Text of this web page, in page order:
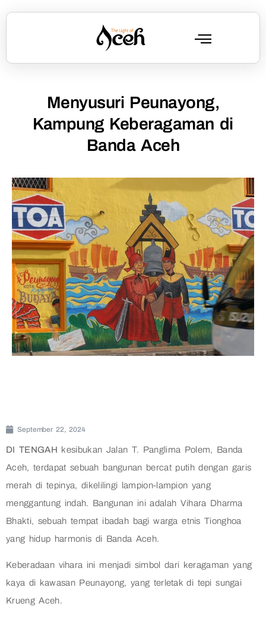
Menyusuri Peunayong,
Kampung Keberagaman di
Banda Aceh
September 22, 2024
DI TENGAH kesibukan Jalan T. Panglima Polem, Banda
Aceh, terdapat sebuah bangunan bercat putih dengan garis
merah di tepinya, dikelilingi lampion-lampion yang
menggantung indah. Bangunan ini adalah Vihara Dharma
Bhakti, sebuah tempat ibadah bagi warga etnis Tionghoa
yang hidup harmonis di Banda Aceh.
Keberadaan vihara ini menjadi simbol dari keragaman yang
kaya di kawasan Peunayong, yang terletak di tepi sungai
Krueng Aceh.